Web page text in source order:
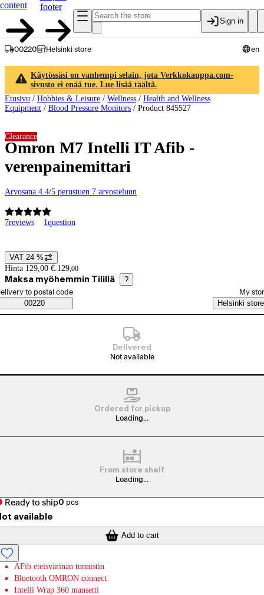
content
footer
Sign in
00220 Helsinki store en
Käytössäsi on vanhempi selain, jota Verkkokauppa.com-
sivusto ei enää tue. Lue lisää täältä.
Etusivu / Hobbies & Leisure / Wellness / Health and Wellness
Equipment / Blood Pressure Monitors / Product 845527
Omron M7 Intelli IT Afib -
verenpainemittari
Arvosana 4.4/5 perustuen 7 arvosteluun
7reviews 1question
Clearance
Price details
VAT 24 %
Hinta 129,00 €. 129,00
Maksa myöhemmin Tilillä ?
Saatavuustiedot
order method
to postal code
00220
My
Helsinki store
Delivered
Not available
Ordered for pickup
Loading...
From store shelf
Loading...
Ready to ship0 pcs
available
Add to cart
AFib eteisvärinän tunnistin
Bluetooth OMRON connect
Intelli Wrap 360 mansetti